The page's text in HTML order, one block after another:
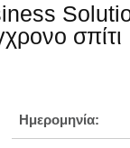
σπίτι
Ημερομηνία: